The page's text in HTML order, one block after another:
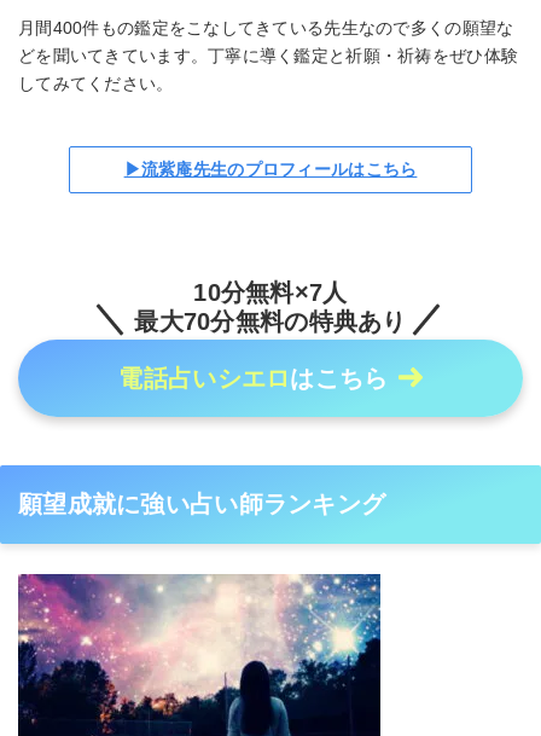
月間400件もの鑑定をこなしてきている先生なので多くの願望な
どを聞いてきています。丁寧に導く鑑定と祈願・祈祷をぜひ体験
してみてください。
▶流紫庵先生のプロフィールはこちら
10分無料×7人
最大70分無料の特典あり
電話占いシエロはこちら
願望成就に強い占い師ランキング